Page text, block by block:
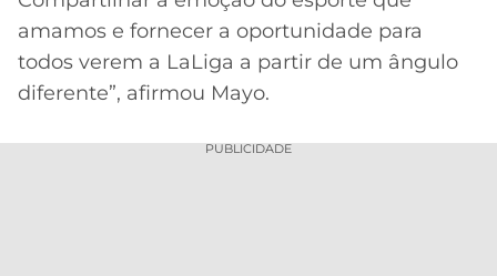
amamos e fornecer a oportunidade para
todos verem a LaLiga a partir de um ângulo
diferente”, afirmou Mayo.
PUBLICIDADE